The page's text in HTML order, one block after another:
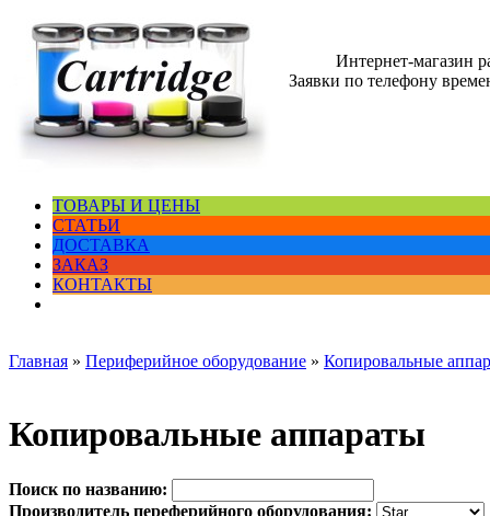
Интернет-магазин
Заявки по телефону
ТОВАРЫ И ЦЕНЫ
СТАТЬИ
ДОСТАВКА
ЗАКАЗ
КОНТАКТЫ
Главная » Периферийное оборудование » Копировальные
Копировальные аппараты
Поиск по названию:
Производитель переферийного оборудования: